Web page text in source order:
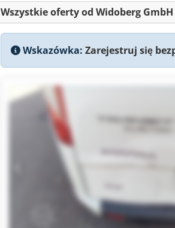
Wszystkie oferty od Widoberg
Wskazówka: Zarejestruj się